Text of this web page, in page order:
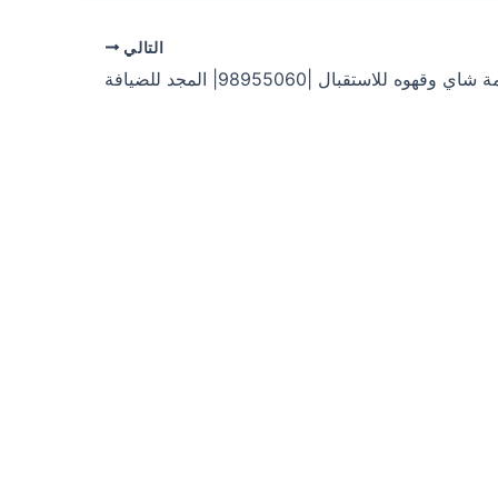
التالي
وقهوه للاستقبال |98955060| المجد للضيافة